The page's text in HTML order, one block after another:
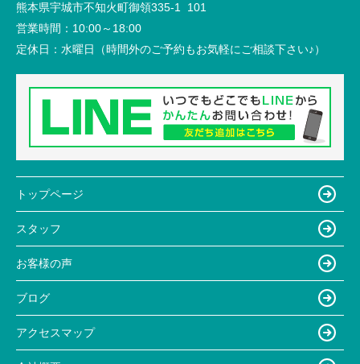
熊本県宇城市不知火町御領335-1 101
営業時間： 10:00～18:00
定休日： 水曜日（時間外のご予約もお気軽にご相談下さい♪）
トップページ
スタッフ
お客様の声
ブログ
アクセスマップ